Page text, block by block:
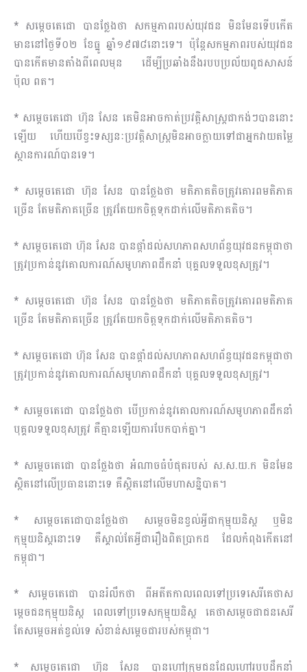
* សម្តេចតេជោ បានថ្លែងថា សកម្មភាពរបស់យុវជន មិនមែនទើបកើត
មាននៅថ្ងៃទី០២ ខែធ្នូ ឆ្នាំ១៩៧៨នោះទេ។ ប៉ុន្តែសកម្មភាពរបស់យុវជន
បានកើតមានតាំងពីពេលមុន ដើម្បីប្រឆាំងនឹងរបបប្រល័យពូជសាសន៍
ប៉ុល ពត។
* សម្តេចតេជោ ហ៊ុន សែន គេមិនអាចកាត់ប្រវត្តិសាស្ត្រជាកង់ៗបាននោះ
ឡើយ ហើយបើខ្វះទស្សនៈប្រវត្តិសាស្ត្រមិនអាចក្លាយទៅជាអ្នកវាយតម្លៃ
ស្ថានការណ៍បានទេ។
* សម្តេចតេជោ ហ៊ុន សែន បានថ្លែងថា មតិភាគតិចត្រូវគោរពមតិភាគ
ច្រើន តែមតិភាគច្រើន ត្រូវតែយកចិត្តទុកដាក់លើមតិភាគតិច។
* សម្តេចតេជោ ហ៊ុន សែន បានផ្តាំដល់សហភាពសហព័ន្ធយុវជនកម្ពុជាថា
ត្រូវប្រកាន់នូវគោលការណ៍សមូហភាពដឹកនាំ បុគ្គលទទួលខុសត្រូវ។
* សម្តេចតេជោ ហ៊ុន សែន បានថ្លែងថា មតិភាគតិចត្រូវគោរពមតិភាគ
ច្រើន តែមតិភាគច្រើន ត្រូវតែយកចិត្តទុកដាក់លើមតិភាគតិច។
* សម្តេចតេជោ ហ៊ុន សែន បានផ្តាំដល់សហភាពសហព័ន្ធយុវជនកម្ពុជាថា
ត្រូវប្រកាន់នូវគោលការណ៍សមូហភាពដឹកនាំ បុគ្គលទទួលខុសត្រូវ។
* សម្តេចតេជោ បានថ្លែងថា បើប្រកាន់នូវគោលការណ៍សមូហភាពដឹកនាំ
បុគ្គលទទួលខុសត្រូវ គឺគ្មានឡើយការបែកបាក់គ្នា។
* សម្តេចតេជោ បានថ្លែងថា អំណាចធំបំផុតរបស់ ស.ស.យ.ក មិនមែន
ស្ថិតនៅលើប្រធាននោះទេ គឺស្ថិតនៅលើមហាសន្និបាត។
* សម្តេចតេជោបានថ្លែងថា សម្តេចមិនខ្វល់អ្វីជាកុម្មុយនិស្ត ឬមិន
កុម្មុយនិស្តនោះទេ គឺស្គាល់តែអ្វីជារឿងពិតប្រាកដ ដែលកំពុងកើតនៅ
កម្ពុជា។
* សម្តេចតេជោ បានរំលឹកថា ពីអតីតកាលពេលទៅប្រទេសេរីគេថាស
ម្តេចជនកុម្មុយនិស្ត ពេលទៅប្រទេសកុម្មុយនិស្ត គេថាសម្តេចជាជនសេរី
តែសម្តេចអត់ខ្វល់ទេ សំខាន់សម្តេចជារបស់កម្ពុជា។
* សម្តេចតេជោ ហ៊ុន សែន បានហៅក្រុមជនដែលហៅរបបដឹកនាំ